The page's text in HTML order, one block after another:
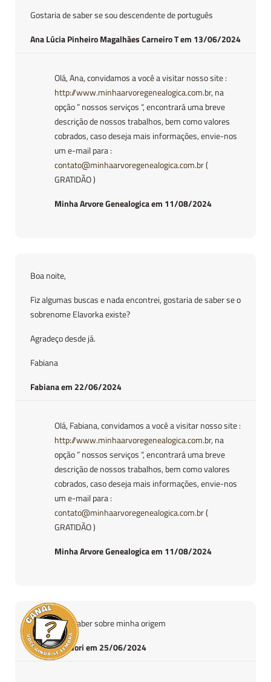
Gostaria de saber se sou descendente de português
Ana Lúcia Pinheiro Magalhães Carneiro T em 13/06/2024
Olá, Ana, convidamos a você a visitar nosso site :
http://www.minhaarvoregenealogica.com.br, na
opção ” nossos serviços “, encontrará uma breve
descrição de nossos trabalhos, bem como valores
cobrados, caso deseja mais informações, envie-nos
um e-mail para :
contato@minhaarvoregenealogica.com.br(
GRATIDÃO )
Minha Arvore Genealogica em 11/08/2024
Boa noite,
Fiz algumas buscas e nada encontrei, gostaria de saber se o
sobrenome Elavorka existe?
Agradeço desde já.
Fabiana
Fabiana em 22/06/2024
Olá, Fabiana, convidamos a você a visitar nosso site :
http://www.minhaarvoregenealogica.com.br, na
opção ” nossos serviços “, encontrará uma breve
descrição de nossos trabalhos, bem como valores
cobrados, caso deseja mais informações, envie-nos
um e-mail para :
contato@minhaarvoregenealogica.com.br(
GRATIDÃO )
Minha Arvore Genealogica em 11/08/2024
Gostaria de saber sobre minha origem
Cirleide bodori em 25/06/2024